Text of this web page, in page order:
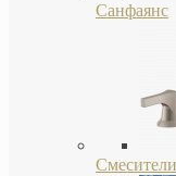
Санфаянс
Смесители